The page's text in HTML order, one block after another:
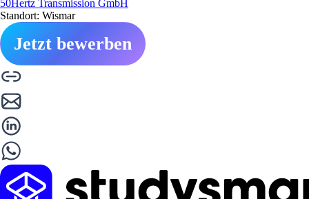
50Hertz Transmission GmbH
Standort: Wismar
Jetzt bewerben